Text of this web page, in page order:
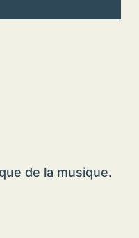
de la musique.